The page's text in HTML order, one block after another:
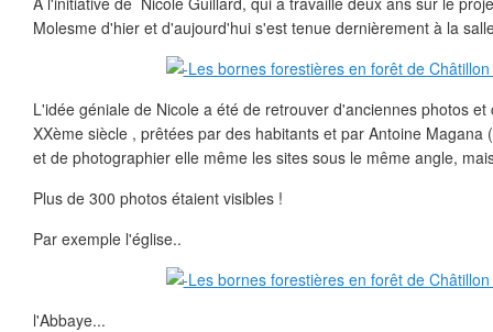
Molesme d'hier et d'aujourd'hui s'est tenue dernièrement à la
L'idée géniale de Nicole a été de retrouver d'anciennes photos
XXème siècle , prêtées par des habitants et par Antoine Magana
et de photographier elle même les sites sous le même angle,
Plus de 300 photos étaient visibles !
Par exemple l'église..
l'Abbaye...